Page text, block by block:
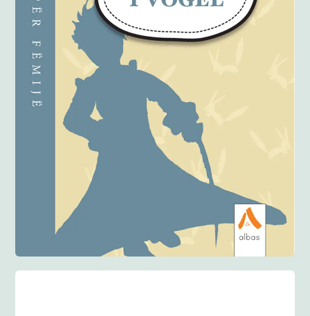
Anglisht
Ditarë
Evente